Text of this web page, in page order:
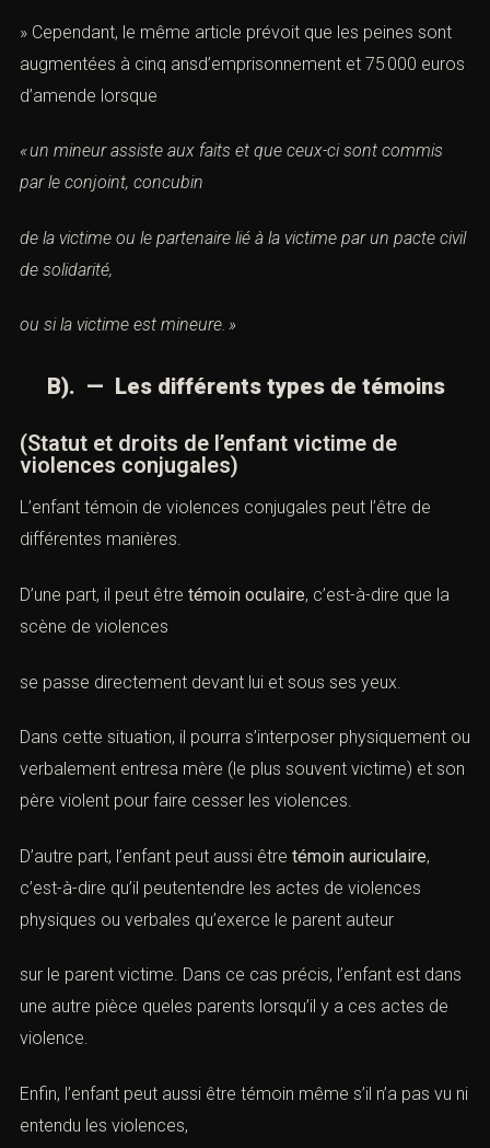
» Cependant, le même article prévoit que les peines sont
augmentées à cinq ansd’emprisonnement et 75 000 euros
d’amende lorsque
« un mineur assiste aux faits et que ceux-ci sont commis
par le conjoint, concubin
de la victime ou le partenaire lié à la victime par un pacte civil
de solidarité,
ou si la victime est mineure. »
B). — Les différents types de témoins
(Statut et droits de l’enfant victime de
violences conjugales)
L’enfant témoin de violences conjugales peut l’être de
différentes manières.
D’une part, il peut être témoin oculaire, c’est-à-dire que la
scène de violences
se passe directement devant lui et sous ses yeux.
Dans cette situation, il pourra s’interposer physiquement ou
verbalement entresa mère (le plus souvent victime) et son
père violent pour faire cesser les violences.
D’autre part, l’enfant peut aussi être témoin auriculaire,
c’est-à-dire qu’il peutentendre les actes de violences
physiques ou verbales qu’exerce le parent auteur
sur le parent victime. Dans ce cas précis, l’enfant est dans
une autre pièce queles parents lorsqu’il y a ces actes de
violence.
Enfin, l’enfant peut aussi être témoin même s’il n’a pas vu ni
entendu les violences,